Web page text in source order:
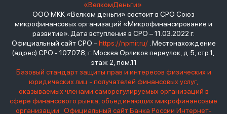
«ВелкомДеньги»
ООО МКК «Велком деньги» состоит в СРО Союз
микрофинансовых организаций «Микрофинансирование и
развитие». Дата вступления в СРО – 11.03.2022 г.
Официальный сайт СРО –https://npmir.ru/. Местонахождение
(адрес) СРО - 107078, г. Москва Орликов переулок, д.5, стр.1,
этаж 2, пом.11
Базовый стандарт защиты прав и интересов физических и
юридических лиц - получателей финансовых услуг,
оказываемых членами саморегулируемых организаций в
сфере финансового рынка, объединяющих микрофинансовые
организации
Официальный сайт Банка России Интернет-